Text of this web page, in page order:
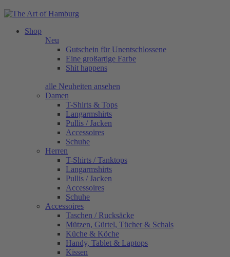
Shop
Neu
Gutschein für Unentschlossene
Eine großartige Farbe
Shit happens
alle Neuheiten ansehen
Damen
T-Shirts & Tops
Langarmshirts
Pullis / Jacken
Accessoires
Schuhe
Herren
T-Shirts / Tanktops
Langarmshirts
Pullis / Jacken
Accessoires
Schuhe
Accessoires
Taschen / Rucksäcke
Mützen, Gürtel, Tücher & Schals
Küche & Köche
Handy, Tablet & Laptops
Kissen